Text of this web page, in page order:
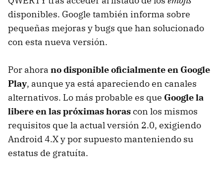
disponibles. Google también informa sobre
pequeñas mejoras y bugs que han solucionado
con esta nueva versión.
Por ahora no disponible oficialmente en Google
Play, aunque ya está apareciendo en canales
alternativos. Lo más probable es que Google la
libere en las próximas horascon los mismos
requisitos que la actual versión 2.0, exigiendo
Android 4.X y por supuesto manteniendo su
estatus de gratuíta.